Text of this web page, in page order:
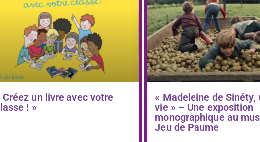
Créez un livre avec votre
! »
« Madeleine de Sinéty,
vie » – Une exposition
monographique au
Jeu de Paume